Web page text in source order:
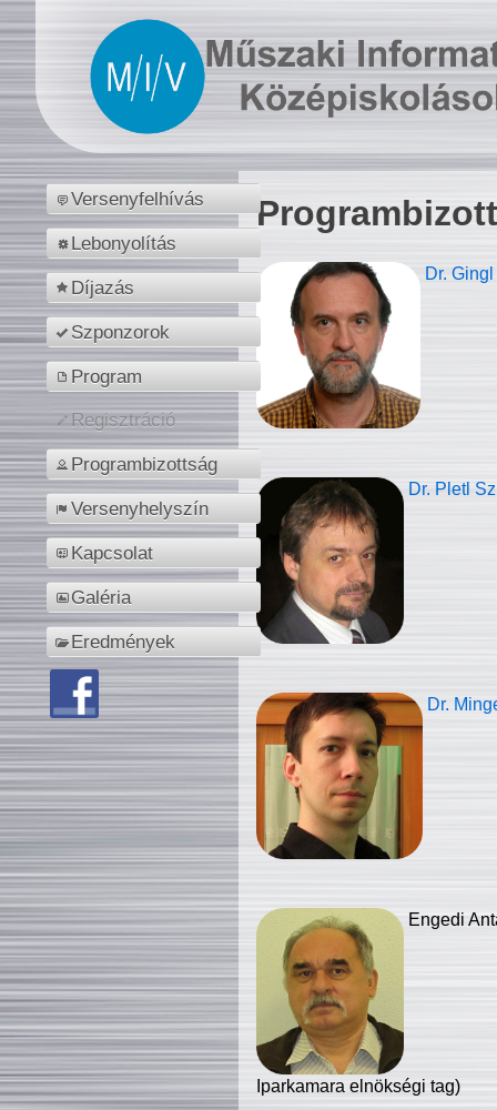
Versenyfelhívás
Lebonyolítás
Díjazás
Szponzorok
Program
Regisztráció
Programbizottság
Versenyhelyszín
Kapcsolat
Galéria
Eredmények
Dr.
Dr. Pletl
Dr.
Engedi
Iparkamara elnökségi tag)